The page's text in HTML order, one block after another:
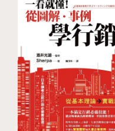
成本的報酬。
✧成為「變態」，在
變態往往能充分意識
去，也就是正面意義
自己是「整理方面的
潮的「麻理惠流整理術
へ 變態正是創造的泉
む 沒有不勉強的成功
う 是否正用會讓運
か 領會「過去皆為善
第 2 章／能量會驅使
い 一本書的能量會改
え 能量的傳播現象
て 向天地自然的道理